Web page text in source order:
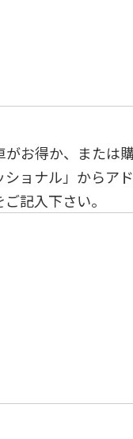
お得か、または
ョナル」からア
記入下さい。